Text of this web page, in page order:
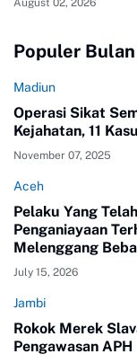
Populer
Madiun
Operasi Sikat
Kejahatan, 11
November 07, 2025
Aceh
Pelaku Yang
Penganiayaan
Melenggang
July 15, 2026
Jambi
Rokok Merek
Pengawasan APH